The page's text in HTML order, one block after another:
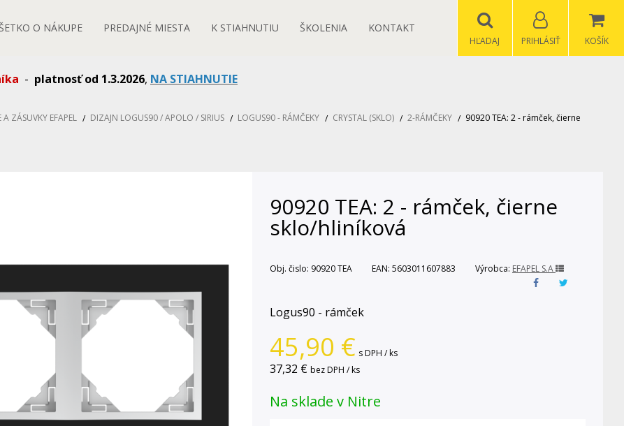
O NÁKUPE PREDAJNÉ MIESTA K STIAHNUTIU ŠKOLENIA KONTAKT
KOŠÍK
PRIHLÁSIŤ
HĽADAJ
- platnosť od 1.3.2026, NA STIAHNUTIE
A ZÁSUVKY EFAPEL DIZAJN LOGUS90 / APOLO / SIRIUS LOGUS90 - RÁMČEKY CRYSTAL (SKLO) 2-RÁMČEKY
90920 TEA: 2 - rámček, čierne
90920 TEA: 2 - rámček, čierne
sklo/hliníková
Obj. čislo: 90920 TEA EAN: 5603011607883 Výrobca: EFAPEL S.A
Logus90 - rámček
45,90 € s DPH / ks
37,32 € bez DPH / ks
Na sklade v Nitre